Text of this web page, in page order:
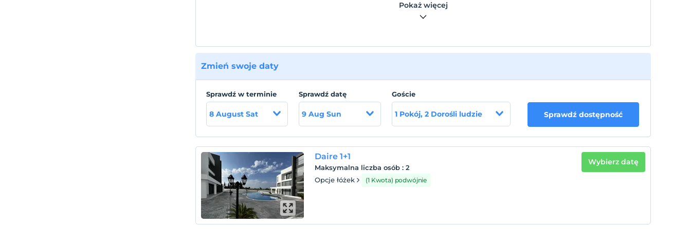
Pokaż więcej
Zmień swoje daty
Sprawdź w terminie
8 August Sat
Sprawdź datę
9 Aug Sun
Goście
1 Pokój, 2 Dorośli ludzie Sprawdź dostępność
Daire 1+1
Maksymalna liczba osób :2
Opcje łóżek
(1 Kwota) podwójnie
Wybierz datę